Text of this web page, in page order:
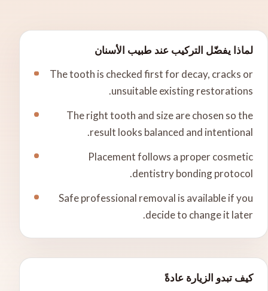
لماذا يفضّل التركيب عند طبيب الأسنان
The tooth is checked first for decay, cracks or
unsuitable existing restorations.
The right tooth and size are chosen so the
result looks balanced and intentional.
Placement follows a proper cosmetic
dentistry bonding protocol.
Safe professional removal is available if you
decide to change it later.
كيف تبدو الزيارة عادةً